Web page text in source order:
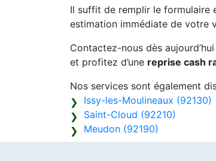
Il suffit de remplir le formulaire
estimation immédiate de votre
Contactez-nous dès
et profitez d’une reprise cash
Nos services sont également
Issy-les-Moulineaux (92130)
Saint-Cloud (92210)
Meudon (92190)